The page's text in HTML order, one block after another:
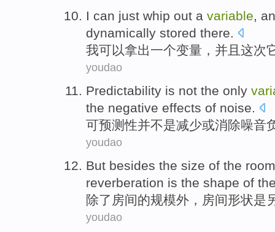
I can just whip out a variable,
dynamically stored there.
我可以拿出一个变量 ， 并且 这次
youdao
Predictability is not the only
the negative effects of noise.
可预测性并不是减少或消除噪音
youdao
But besides the size of the room
reverberation is the shape of
除了 房间的规模外，房间形状是
youdao